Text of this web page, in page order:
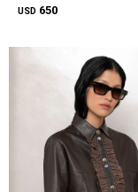
USD 650